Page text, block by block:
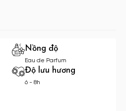
Nồng độ
Eau de Parfum
Độ lưu hương
6 - 8h